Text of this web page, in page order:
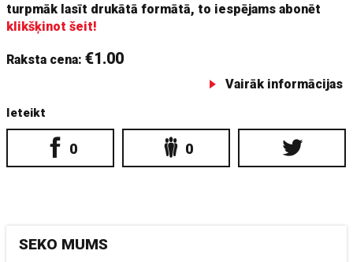
turpmāk lasīt drukātā formātā, to iespējams abonēt
klikšķinot šeit!
Raksta cena:€1.00
Vairāk informācijas
Ieteikt
0 0
SEKO MUMS